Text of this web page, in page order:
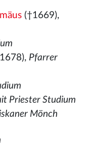
(†1669),
Pfarrer
Priester Studium
Mönch